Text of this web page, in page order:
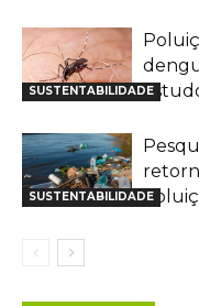
SUSTENTABILIDADE
SUSTENTABILIDADE